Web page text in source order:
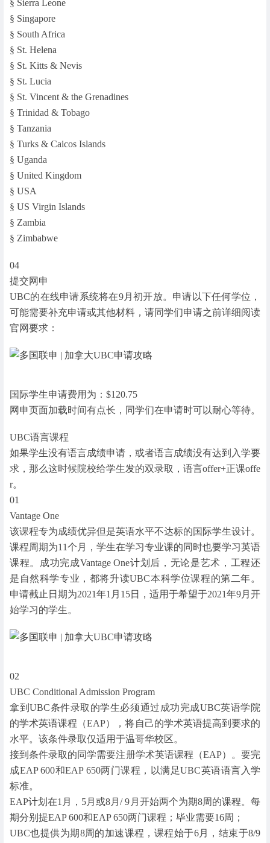
§ Sierra Leone
§ Singapore
§ South Africa
§ St. Helena
§ St. Kitts & Nevis
§ St. Lucia
§ St. Vincent & the Grenadines
§ Trinidad & Tobago
§ Tanzania
§ Turks & Caicos Islands
§ Uganda
§ United Kingdom
§ USA
§ US Virgin Islands
§ Zambia
§ Zimbabwe
04
提交网申
UBC的在线申请系统将在9月初开放。申请以下任何学位，
可能需要补充申请或其他材料，请同学们申请之前详细阅读
官网要求：
国际学生申请费用为：$120.75
网申页面加载时间有点长，同学们在申请时可以耐心等待。
UBC语言课程
如果学生没有语言成绩申请，或者语言成绩没有达到入学要
求，那么这时候院校给学生发的双录取，语言offer+正课offe
r。
01
Vantage One
该课程专为成绩优异但是英语水平不达标的国际学生设计。
课程周期为11个月，学生在学习专业课的同时也要学习英语
课程。成功完成Vantage One计划后，无论是艺术，工程还
是自然科学专业，都将升读UBC本科学位课程的第二年。
申请截止日期为2021年1月15日，适用于希望于2021年9月开
始学习的学生。
02
UBC Conditional Admission Program
拿到UBC条件录取的学生必须通过成功完成UBC英语学院
的学术英语课程（EAP），将自己的学术英语提高到要求的
水平。该条件录取仅适用于温哥华校区。
接到条件录取的同学需要注册学术英语课程（EAP）。要完
成EAP 600和EAP 650两门课程，以满足UBC英语语言入学
标准。
EAP计划在1月，5月或8月/ 9月开始两个为期8周的课程。每
期分别提EAP 600和EAP 650两门课程；毕业需要16周；
UBC也提供为期8周的加速课程，课程始于6月，结束于8/9